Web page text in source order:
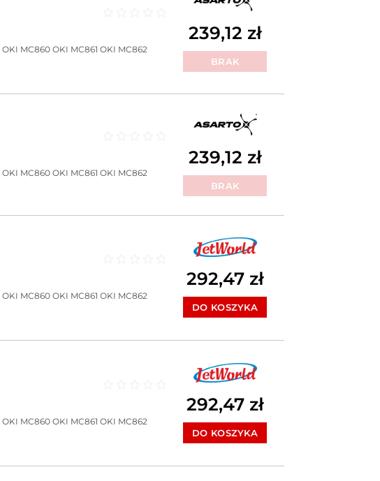
Oceniono 0
OKI MC860 OKI MC861 OKI MC862
239,12 zł
BRAK
Oceniono 0
OKI MC860 OKI MC861 OKI MC862
239,12 zł
BRAK
Oceniono0na 5
OKI MC860 OKI MC861 OKI MC862
292,47 zł
DO KOSZYKA
Oceniono0na 5
OKI MC860 OKI MC861 OKI MC862
292,47 zł
DO KOSZYKA